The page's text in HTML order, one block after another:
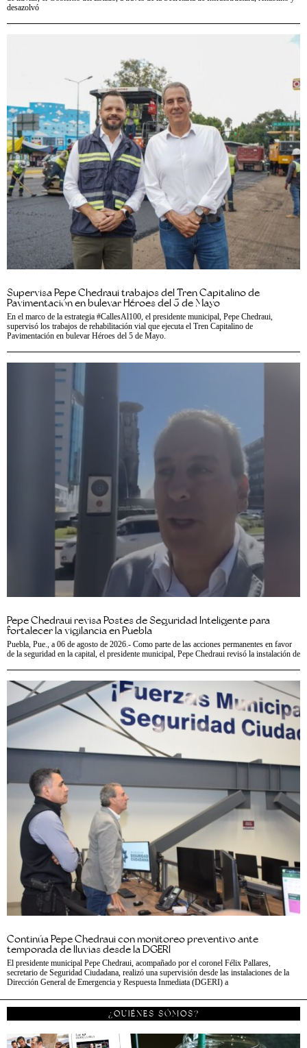
desazolvó
Supervisa Pepe Chedraui trabajos del Tren Capitalino de
Pavimentación en bulevar Héroes del 5 de Mayo
En el marco de la estrategia #CallesAl100, el presidente municipal, Pepe Chedraui,
supervisó los trabajos de rehabilitación vial que ejecuta el Tren Capitalino de
Pavimentación en bulevar Héroes del 5 de Mayo.
Pepe Chedraui revisa Postes de Seguridad Inteligente para
fortalecer la vigilancia en Puebla
Puebla, Pue., a 06 de agosto de 2026.- Como parte de las acciones permanentes en favor
de la seguridad en la capital, el presidente municipal, Pepe Chedraui revisó la instalación de
Continúa Pepe Chedraui con monitoreo preventivo ante
temporada de lluvias desde la DGERI
El presidente municipal Pepe Chedraui, acompañado por el coronel Félix Pallares,
secretario de Seguridad Ciudadana, realizó una supervisión desde las instalaciones de la
Dirección General de Emergencia y Respuesta Inmediata (DGERI) a
¿QUIÉNES SÓMOS?